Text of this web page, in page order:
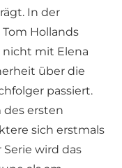
In der
Hollands
nicht mit Elena
über die
passiert.
des ersten
sich erstmals
wird das